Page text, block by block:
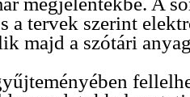
a tervek szerint
majd a szótári